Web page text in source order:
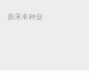
新禾丰种业